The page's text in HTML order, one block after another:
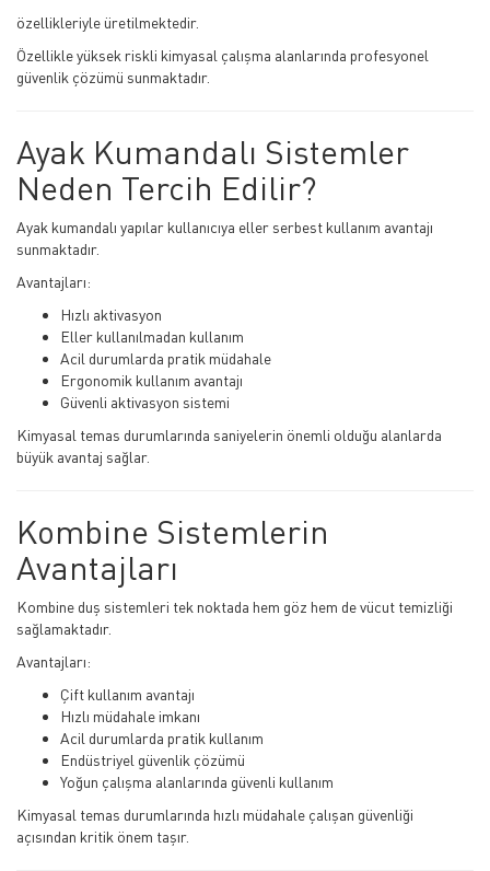
özellikleriyle üretilmektedir.
Özellikle yüksek riskli kimyasal çalışma alanlarında profesyonel
güvenlik çözümü sunmaktadır.
Ayak Kumandalı Sistemler
Neden Tercih Edilir?
Ayak kumandalı yapılar kullanıcıya eller serbest kullanım avantajı
sunmaktadır.
Avantajları:
Hızlı aktivasyon
Eller kullanılmadan kullanım
Acil durumlarda pratik müdahale
Ergonomik kullanım avantajı
Güvenli aktivasyon sistemi
Kimyasal temas durumlarında saniyelerin önemli olduğu alanlarda
büyük avantaj sağlar.
Kombine Sistemlerin
Avantajları
Kombine duş sistemleri tek noktada hem göz hem de vücut temizliği
sağlamaktadır.
Avantajları:
Çift kullanım avantajı
Hızlı müdahale imkanı
Acil durumlarda pratik kullanım
Endüstriyel güvenlik çözümü
Yoğun çalışma alanlarında güvenli kullanım
Kimyasal temas durumlarında hızlı müdahale çalışan güvenliği
açısından kritik önem taşır.